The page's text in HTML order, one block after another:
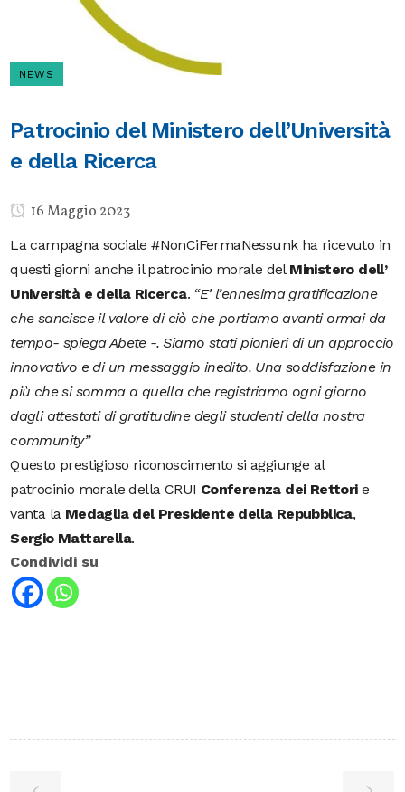
NEWS
Patrocinio del Ministero dell’Università
e della Ricerca
16 Maggio 2023
La campagna sociale #NonCiFermaNessunk ha ricevuto in
questi giorni anche il patrocinio morale del Ministero dell’
Università e della Ricerca. “E’ l’ennesima gratificazione
che sancisce il valore di ciò che portiamo avanti ormai da
tempo- spiega Abete -. Siamo stati pionieri di un approccio
innovativo e di un messaggio inedito. Una soddisfazione in
più che si somma a quella che registriamo ogni giorno
dagli attestati di gratitudine degli studenti della nostra
community”
Questo prestigioso riconoscimento si aggiunge al
patrocinio morale della CRUI Conferenza dei Rettorie
vanta la Medaglia del Presidente della Repubblica,
Sergio Mattarella.
Condividi su